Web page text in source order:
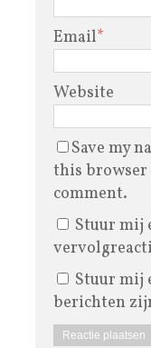
Email*
Website
Save my
this
comment.
Stuur mij
Stuur mij
berichten